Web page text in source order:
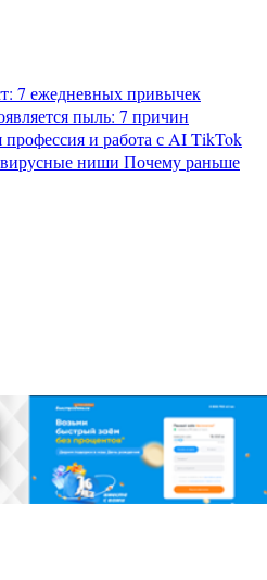
7 ежедневных привычек
пыль: 7 причин
и работа с AITikTok
ниши Почему раньше